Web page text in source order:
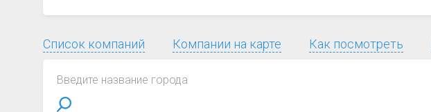
Список компаний Компании на карте Как посмотреть
Введите название города